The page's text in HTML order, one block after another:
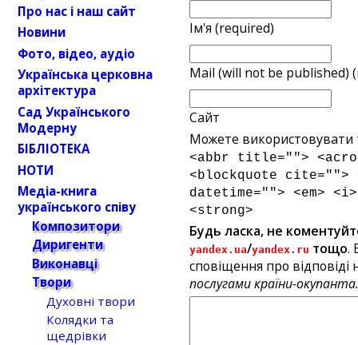
Ім'я (required)
Mail (will not be published)
Сайт
Можете використовувати
<abbr title="">
<blockquote cite="">
datetime=""> <em>
<strong>
Будь ласка, не
yandex.ua/yandex.ru тощо.
сповіщення про відповіді
послугами країни-
Про нас і наш сайт
Новини
Фото, відео, аудіо
Українська церковна
архітектура
Сад Українського
Модерну
БІБЛІОТЕКА
НОТИ
Медіа-книга
українського співу
Композитори
Диригенти
Виконавці
Твори
Духовні твори
Колядки та
щедрівки